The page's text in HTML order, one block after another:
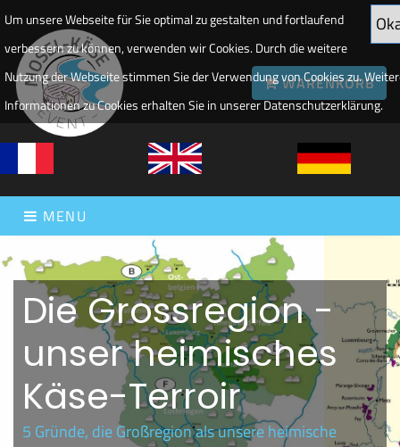
WARENKORB
MENU
Die Grossregion -
unser heimisches
Käse-Terroir
5 Gründe, die Großregion als unsere heimische
Um unsere Webseite für Sie optimal zu gestalten und fortlaufend
verbessern zu können, verwenden wir Cookies. Durch die weitere
Nutzung der Webseite stimmen Sie der Verwendung von Cookies zu.
Informationen zu Cookies erhalten Sie in unserer Datenschutzerklärung.